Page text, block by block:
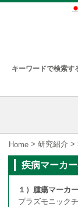
Home > 研究紹介 >
疾病マーカ
１）腫瘍マーカ
プラズモニック